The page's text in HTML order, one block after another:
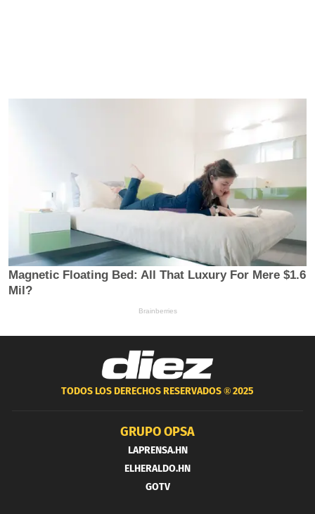
TODOS LOS DERECHOS RESERVADOS ®2025
GRUPO OPSA
LAPRENSA.HN
ELHERALDO.HN
GOTV